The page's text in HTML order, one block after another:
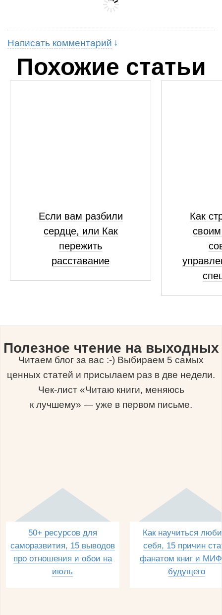
Написать комментарий
Похожие статьи
Если вам разбили
сердце, или Как
пережить
расставание
Как
Полезное чтение на выходных
Читаем блог за вас :-) Выбираем 5 самых
ценных статей и присылаем раз в две недели.
Чек-лист «Читаю книги, меняюсь
к лучшему» — уже в первом письме.
50+ ресурсов для
саморазвития, 15 выводов
про отношения и обои на
июль
Как научиться
себя, 15 причин
фанатом книг и
будущего